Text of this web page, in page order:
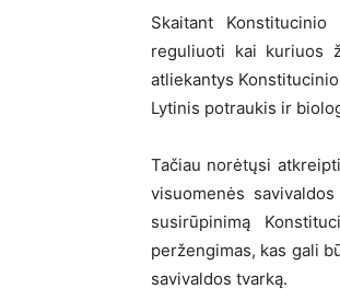
Skaitant
reguliuoti kai kuriuos
atliekantys
Lytinis potraukis ir
Tačiau norėtųsi
visuomenės
susirūpinimą
peržengimas, kas gali
savivaldos tvarką.